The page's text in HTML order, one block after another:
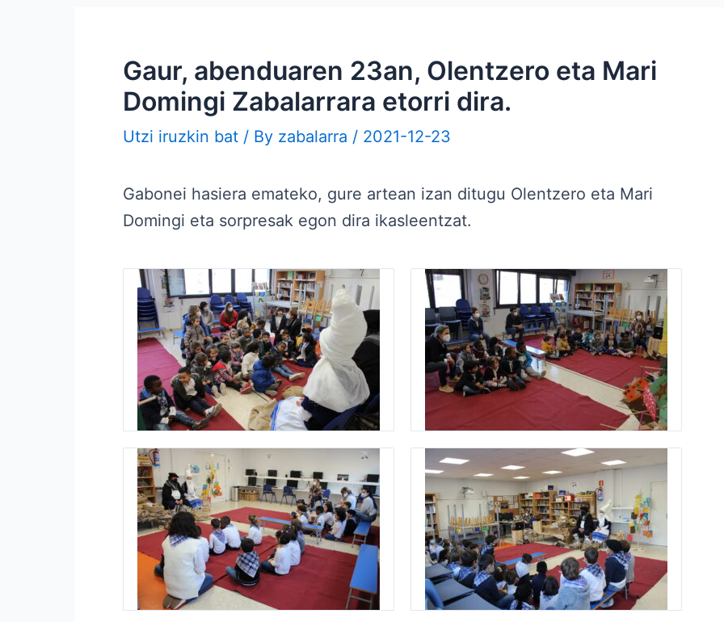
Gaur, abenduaren 23an, Olentzero eta Mari
Domingi Zabalarrara etorri dira.
Utzi iruzkin bat / By zabalarra / 2021-12-23
Gabonei hasiera emateko, gure artean izan ditugu Olentzero eta Mari
Domingi eta sorpresak egon dira ikasleentzat.